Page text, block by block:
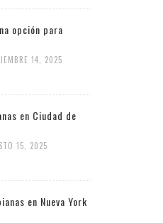
opción para
14, 2025
en Ciudad de
15, 2025
en Nueva York